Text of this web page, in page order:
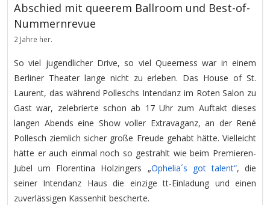
Abschied mit queerem Ballroom und Best-of-
Nummernrevue
2 Jahre her.
So viel jugendlicher Drive, so viel Queerness war in einem
Berliner Theater lange nicht zu erleben. Das House of St.
Laurent, das während Polleschs Intendanz im Roten Salon zu
Gast war, zelebrierte schon ab 17 Uhr zum Auftakt dieses
langen Abends eine Show voller Extravaganz, an der René
Pollesch ziemlich sicher große Freude gehabt hätte. Vielleicht
hätte er auch einmal noch so gestrahlt wie beim Premieren-
Jubel um Florentina Holzingers „Ophelia´s got talent“, die
seiner Intendanz Haus die einzige tt-Einladung und einen
zuverlässigen Kassenhit bescherte.